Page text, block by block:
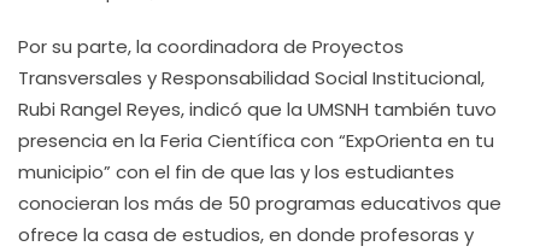
Por su parte, la coordinadora de Proyectos
Transversales y Responsabilidad Social Institucional,
Rubi Rangel Reyes, indicó que la UMSNH también tuvo
presencia en la Feria Científica con “ExpOrienta en tu
municipio” con el fin de que las y los estudiantes
conocieran los más de 50 programas educativos que
ofrece la casa de estudios, en donde profesoras y